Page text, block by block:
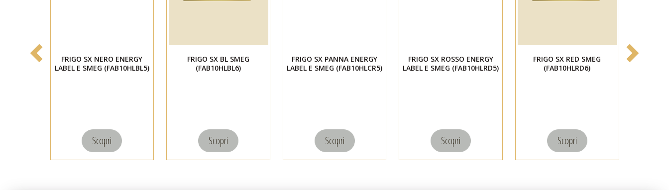
FRIGO SX NERO ENERGY
LABEL E SMEG (FAB10HLBL5)
Scopri
FRIGO SX BL SMEG
(FAB10HLBL6)
Scopri
FRIGO SX PANNA ENERGY
LABEL E SMEG (FAB10HLCR5)
Scopri
FRIGO SX ROSSO ENERGY
LABEL E SMEG (FAB10HLRD5)
Scopri
FRIGO SX RED SMEG
(FAB10HLRD6)
Scopri